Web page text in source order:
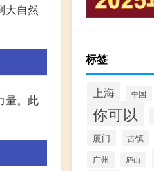
大自然
量。此
标签
上海 中国
你可以
厦门
古镇
广州 庐山